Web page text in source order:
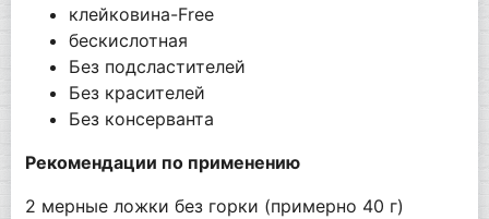
клейковина-Free
бескислотная
Без подсластителей
Без красителей
Без консерванта
Рекомендации по применению
2 мерные ложки без горки (примерно 40 г)